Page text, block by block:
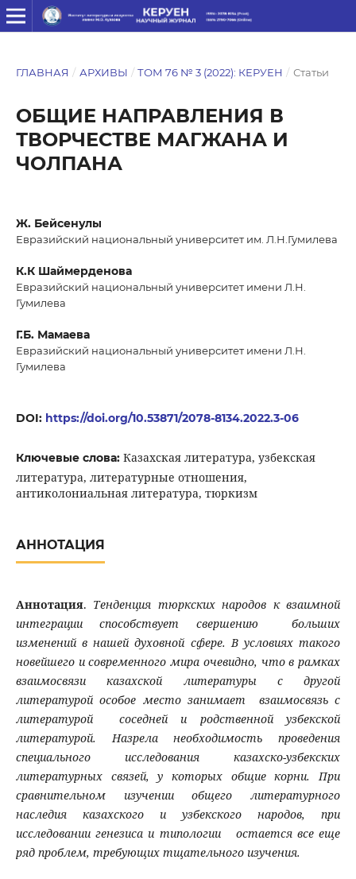
ГЛАВНАЯ / АРХИВЫ / ТОМ 76 № 3 (2022): КЕРУЕН / Статьи
ОБЩИЕ НАПРАВЛЕНИЯ В
ТВОРЧЕСТВЕ МАГЖАНА И
ЧОЛПАНА
Ж. Бейсенулы
Евразийский национальный университет им. Л.Н.Гумилева
К.К Шаймерденова
Евразийский национальный университет имени Л.Н.
Гумилева
Г.Б. Мамаева
Евразийский национальный университет имени Л.Н.
Гумилева
DOI: https://doi.org/10.53871/2078-8134.2022.3-06
Ключевые слова: Казахская литература, узбекская
литература, литературные отношения,
антиколониальная литература, тюркизм
АННОТАЦИЯ
Аннотация. Тенденция тюркских народов к взаимной
интеграции способствует свершению больших
изменений в нашей духовной сфере. В условиях такого
новейшего и современного мира очевидно, что в рамках
взаимосвязи казахской литературы с другой
литературой особое место занимает взаимосвязь с
литературой соседней и родственной узбекской
литературой. Назрела необходимость проведения
специального исследования казахско-узбекских
литературных связей, у которых общие корни. При
сравнительном изучении общего литературного
наследия казахского и узбекского народов, при
исследовании генезиса и типологии остается все еще
ряд проблем, требующих тщательного изучения.